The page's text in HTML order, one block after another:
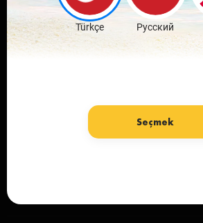
Скачать бесплатно
Türkçe Русский
Seçmek